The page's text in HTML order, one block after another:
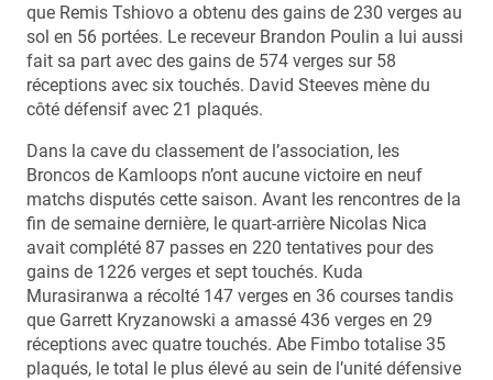
que Remis Tshiovo a obtenu des gains de 230 verges au
sol en 56 portées. Le receveur Brandon Poulin a lui aussi
fait sa part avec des gains de 574 verges sur 58
réceptions avec six touchés. David Steeves mène du
côté défensif avec 21 plaqués.
Dans la cave du classement de l’association, les
Broncos de Kamloops n’ont aucune victoire en neuf
matchs disputés cette saison. Avant les rencontres de la
fin de semaine dernière, le quart-arrière Nicolas Nica
avait complété 87 passes en 220 tentatives pour des
gains de 1226 verges et sept touchés. Kuda
Murasiranwa a récolté 147 verges en 36 courses tandis
que Garrett Kryzanowski a amassé 436 verges en 29
réceptions avec quatre touchés. Abe Fimbo totalise 35
plaqués, le total le plus élevé au sein de l’unité défensive